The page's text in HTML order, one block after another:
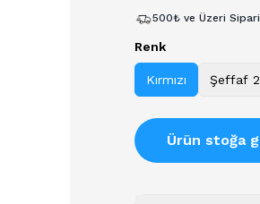
500₺ ve Üzeri
Renk
Kırmızı Şeffaf 2
Ürün stoğa